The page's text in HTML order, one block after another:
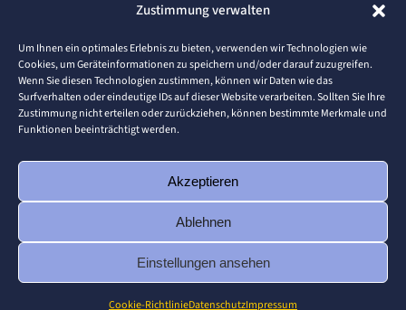
Zustimmung verwalten
Um Ihnen ein optimales Erlebnis zu bieten, verwenden wir Technologien wie
Cookies, um Geräteinformationen zu speichern und/oder darauf zuzugreifen.
Wenn Sie diesen Technologien zustimmen, können wir Daten wie das
Surfverhalten oder eindeutige IDs auf dieser Website verarbeiten. Sollten Sie Ihre
Zustimmung nicht erteilen oder zurückziehen, können bestimmte Merkmale und
Funktionen beeinträchtigt werden.
Akzeptieren
Ablehnen
Einstellungen ansehen
Cookie-RichtlinieDatenschutzImpressum
Lukas Waidelich 11. August 2023
GDPR Requirements The data subject has the right
to obtain from the controller the rectification
without delay of incomplete or inaccurate personal
data concerning him or her (Article 16). Resulting
Challenge The user must be able to request that his
or her personal data be rectified or completed. In
order to provide such a function,…